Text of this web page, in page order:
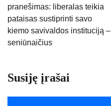
įrašų
pranešimas: liberalas teikia
pataisas sustiprinti savo
kiemo savivaldos instituciją –
seniūnaičius
Susiję įrašai